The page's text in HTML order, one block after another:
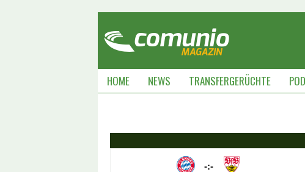
HOME NEWS TRANSFERGERÜCHTE
-:-